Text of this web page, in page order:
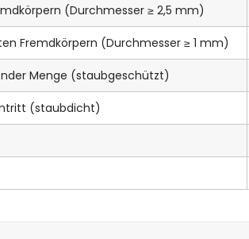
(Durchmesser ≥ 2,5 mm)
Fremdkörpern (Durchmesser ≥ 1 mm)
Menge (staubgeschützt)
(staubdicht)